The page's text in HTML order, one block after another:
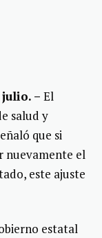
julio. – El
salud y
que si
nuevamente el
este ajuste
estatal